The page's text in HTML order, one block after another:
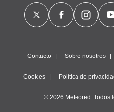
Contacto Sobre nosotros
Cookies Política de
© 2026 Meteored. Todos